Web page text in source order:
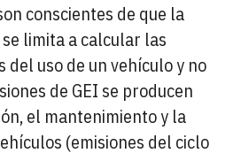
conscientes de que la
limita a calcular las
del uso de un vehículo y no
de GEI se producen
el mantenimiento y la
(emisiones del ciclo